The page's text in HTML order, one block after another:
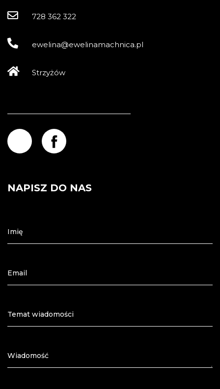
728 362 322
ewelina@ewelinamachnica.pl
Strzyżów
NAPISZ DO NAS